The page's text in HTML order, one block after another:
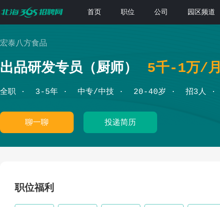
首页 职位 公司 园区频道
宏泰八方食品
出品研发专员（厨师） 5千-1万/
全职 3-5年 中专/中技 20-40岁 招3人
聊一聊 投递简历
职位福利